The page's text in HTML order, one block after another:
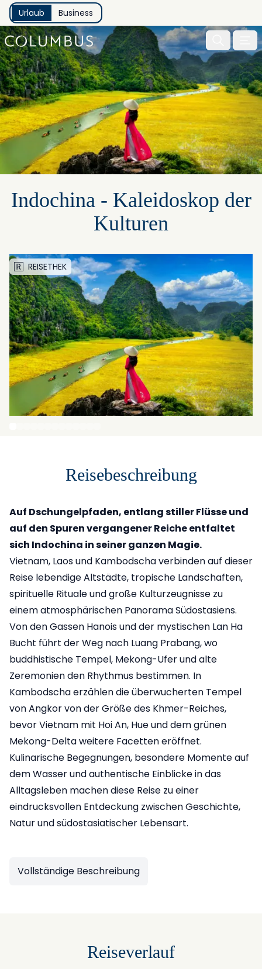
Urlaub Business
Indochina - Kaleidoskop der
Kulturen
REISETHEK
Reisebeschreibung
Auf Dschungelpfaden, entlang stiller Flüsse und
auf den Spuren vergangener Reiche entfaltet
sich Indochina in seiner ganzen Magie.
Vietnam, Laos und Kambodscha verbinden auf dieser
Reise lebendige Altstädte, tropische Landschaften,
spirituelle Rituale und große Kulturzeugnisse zu
einem atmosphärischen Panorama Südostasiens.
Von den Gassen Hanois und der mystischen Lan Ha
Bucht führt der Weg nach Luang Prabang, wo
buddhistische Tempel, Mekong-Ufer und alte
Zeremonien den Rhythmus bestimmen. In
Kambodscha erzählen die überwucherten Tempel
von Angkor von der Größe des Khmer-Reiches,
bevor Vietnam mit Hoi An, Hue und dem grünen
Mekong-Delta weitere Facetten eröffnet.
Kulinarische Begegnungen, besondere Momente auf
dem Wasser und authentische Einblicke in das
Alltagsleben machen diese Reise zu einer
eindrucksvollen Entdeckung zwischen Geschichte,
Natur und südostasiatischer Lebensart.
Vollständige Beschreibung
Reiseverlauf